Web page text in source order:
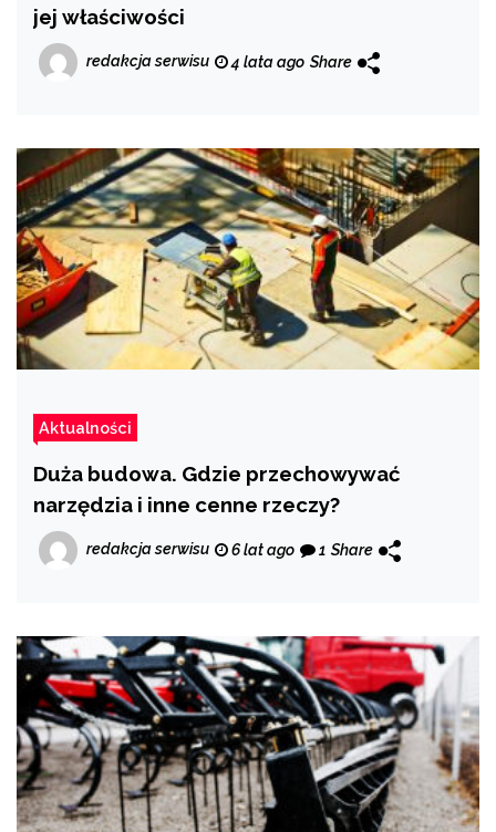
jej właściwości
redakcja serwisu 4 lata ago Share
Aktualności
Duża budowa. Gdzie przechowywać
narzędzia i inne cenne rzeczy?
redakcja serwisu 6 lat ago 1 Share